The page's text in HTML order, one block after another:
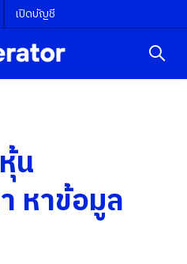
เปิดบัญชี
น
หาข้อมูล